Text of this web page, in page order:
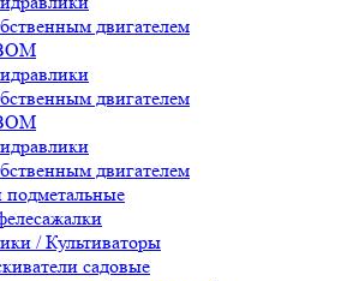
двигателем
двигателем
двигателем
/ Культиваторы
садовые